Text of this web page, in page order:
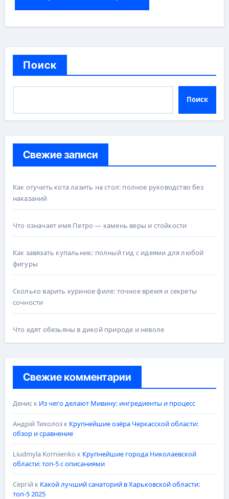
Поиск
Поиск
Свежие записи
Как отучить кота лазить на стол: полное руководство без
наказаний
Что означает имя Петро — камень веры и стойкости
Как завязать купальник: полный гид с идеями для любой
фигуры
Сколько варить куриное филе: точное время и секреты
сочности
Что едят обезьяны в дикой природе и неволе
Свежие комментарии
Дениск Из чего делают Мивину: ингредиенты и процесс
Андрій Тихолозк Крупнейшие озёра Черкасской области:
обзор и сравнение
Liudmyla Korniienko к Крупнейшие города Николаевской
области: топ-5 с описаниями
Сергійк Какой лучший санаторий в Харьковской области:
топ-5 2025